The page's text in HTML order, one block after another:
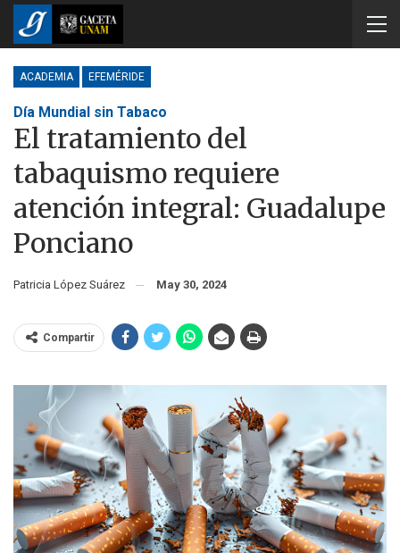
ACADEMIA EFEMÉRIDE
Día Mundial sin Tabaco
El tratamiento del
tabaquismo requiere
atención integral: Guadalupe
Ponciano
Patricia López Suárez May 30, 2024
Compartir